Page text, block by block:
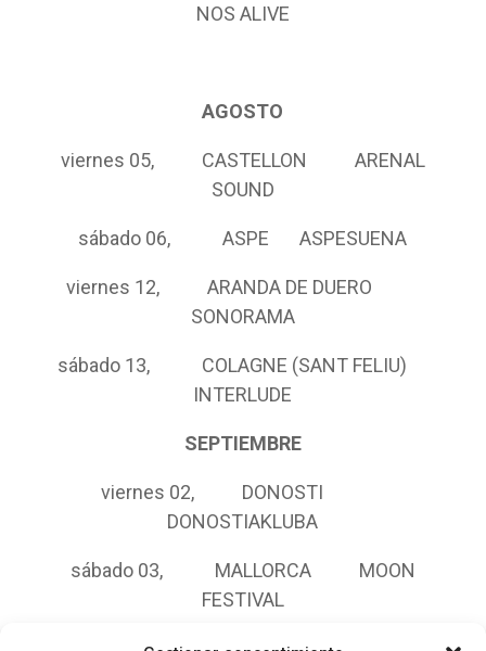
NOS ALIVE
AGOSTO
viernes 05, CASTELLON ARENAL
SOUND
sábado 06, ASPE ASPESUENA
viernes 12, ARANDA DE DUERO
SONORAMA
sábado 13, COLAGNE (SANT FELIU)
INTERLUDE
SEPTIEMBRE
viernes 02, DONOSTI
DONOSTIAKLUBA
sábado 03, MALLORCA MOON
FESTIVAL